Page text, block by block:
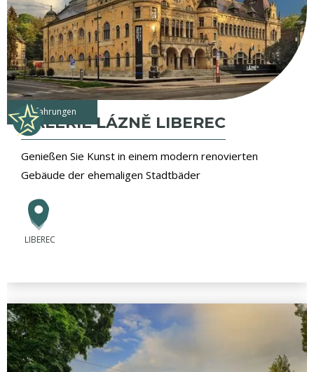
Erfahrungen
GALERIE LÁZNĚ LIBEREC
Genießen Sie Kunst in einem modern renovierten
Gebäude der ehemaligen Stadtbäder
LIBEREC